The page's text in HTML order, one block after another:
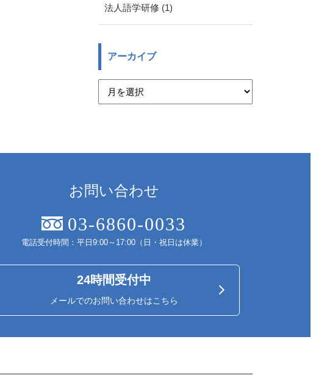
法人語学研修 (1)
アーカイブ
お問い合わせ
03-6860-0033
電話受付時間：平日9:00～17:00（日・祝日は休業）
24時間受付中
メールでのお問い合わせはこちら